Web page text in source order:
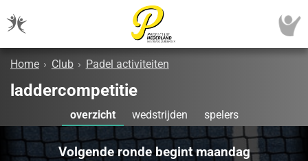
Home › Club › Padel activiteiten
laddercompetitie
overzicht wedstrijden spelers
Volgende ronde begint maandag